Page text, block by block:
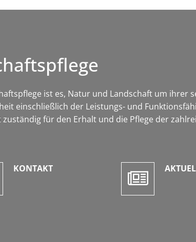
ist es, Natur und Landschaft um ihrer
einschließlich der Leistungs- und
für den Erhalt und die Pflege der
KONTAKT